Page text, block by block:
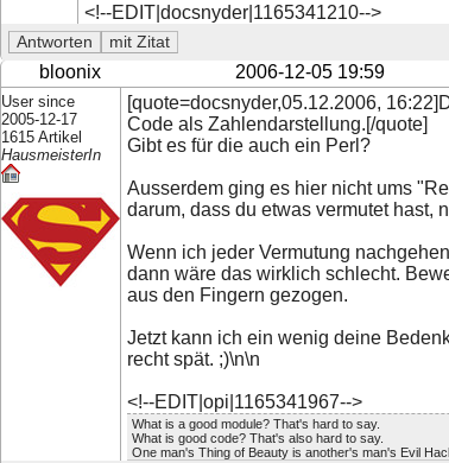
<!--EDIT|docsnyder|1165341210-->
bloonix 2006-12-05 19:59
User since
2005-12-17
1615 Artikel
HausmeisterIn
[quote=docsnyder,05.12.2006,
Code als Zahlendarstellung.[/quote]
Gibt es für die auch ein Perl?
Ausserdem ging es hier nicht ums
darum, dass du etwas vermutet hast,
Wenn ich jeder Vermutung
dann wäre das wirklich schlecht.
aus den Fingern gezogen.
Jetzt kann ich ein wenig deine
recht spät. ;)\n\n
<!--EDIT|opi|1165341967-->
What is a good module? That's hard to say.
What is good code? That's also hard to say.
One man's Thing of Beauty is another's man's Evil